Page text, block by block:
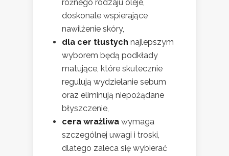
różnego rodzaju oleje,
doskonale wspierające
nawilżenie skóry,
dla cer tłustych najlepszym
wyborem będą podkłady
matujące, które skutecznie
regulują wydzielanie sebum
oraz eliminują niepożądane
błyszczenie,
cera wrażliwa wymaga
szczególnej uwagi i troski,
dlatego zaleca się wybierać